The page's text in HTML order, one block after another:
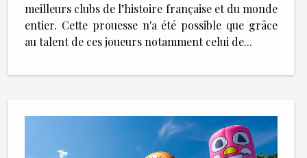
meilleurs clubs de l’histoire française et du monde
entier. Cette prouesse n'a été possible que grâce
au talent de ces joueurs notamment celui de...